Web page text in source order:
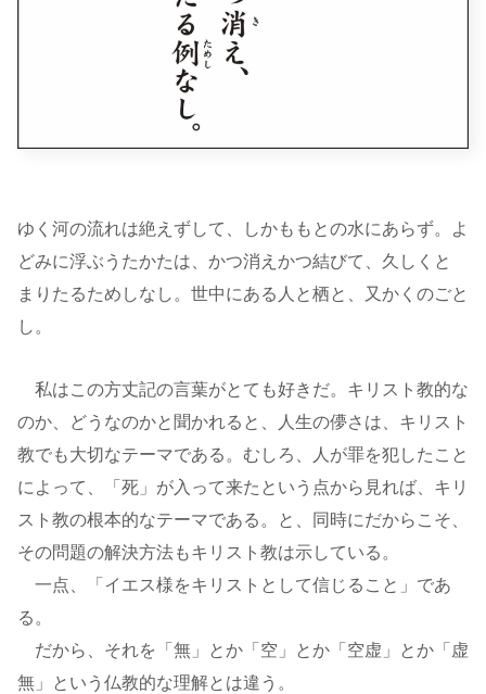
ゆく河の流れは絶えずして、しかももとの水にあらず。よ
どみに浮ぶうたかたは、かつ消えかつ結びて、久しくとゞ
まりたるためしなし。世中にある人と栖と、又かくのごと
し。
私はこの方丈記の言葉がとても好きだ。キリスト教的な
のか、どうなのかと聞かれると、人生の儚さは、キリスト
教でも大切なテーマである。むしろ、人が罪を犯したこと
によって、「死」が入って来たという点から見れば、キリ
スト教の根本的なテーマである。と、同時にだからこそ、
その問題の解決方法もキリスト教は示している。
一点、「イエス様をキリストとして信じること」であ
る。
だから、それを「無」とか「空」とか「空虚」とか「虚
無」という仏教的な理解とは違う。